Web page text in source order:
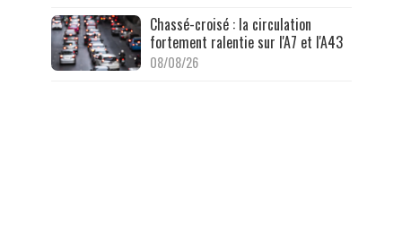
Chassé-croisé : la circulation
fortement ralentie sur l'A7 et l'A43
08/08/26